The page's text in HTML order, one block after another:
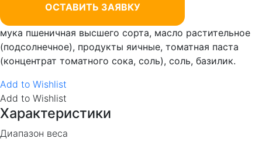
ОСТАВИТЬ ЗАЯВКУ
мука пшеничная высшего сорта, масло растительное
(подсолнечное), продукты яичные, томатная паста
(концентрат томатного сока, соль), соль, базилик.
Add to Wishlist
Add to Wishlist
Характеристики
Диапазон веса